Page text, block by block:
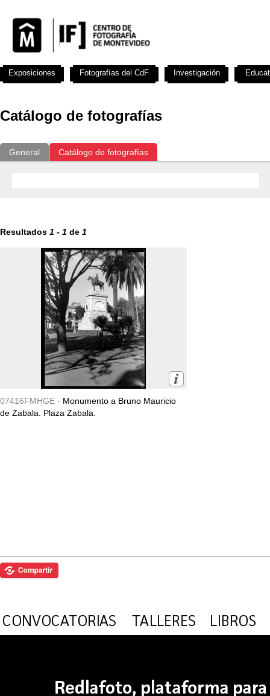
Catálogo de fotografías
General Catálogo de fotografías
Resultados 1 - 1 de 1
07416FMHGE - Monumento a Bruno Mauricio
de Zabala. Plaza Zabala.
Exposiciones Fotografías del CdF Investigación